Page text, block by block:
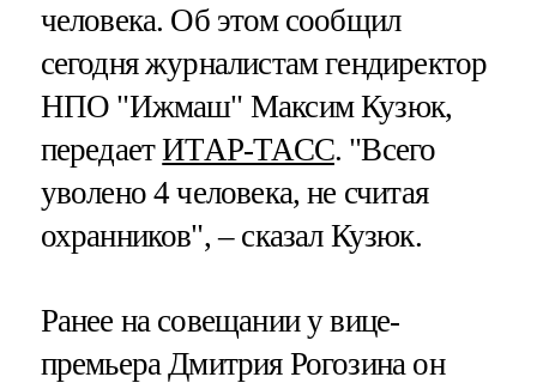
человека. Об этом сообщил
сегодня журналистам гендиректор
НПО "Ижмаш" Максим Кузюк,
передаетИТАР-ТАСС. "Всего
уволено 4 человека, не считая
охранников", – сказал Кузюк.
Ранее на совещании у вице-
премьера Дмитрия Рогозина он